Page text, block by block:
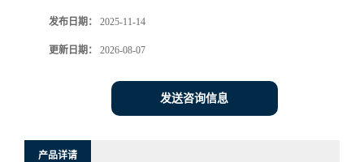
发布日期： 2025-11-14
更新日期： 2026-08-07
发送咨询信息
产品详请